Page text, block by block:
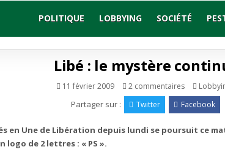
POLITIQUE LOBBYING SOCIÉTÉ
Libé : le mystère
11 février 2009 2 commentairessur
:
le
mystère
Publié
Partager sur : Twitter Facebook
en Une de Libération depuis lundi se poursuit ce
logo de 2 lettres : « PS ».